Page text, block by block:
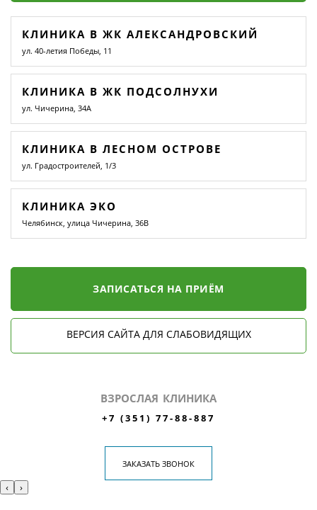
КЛИНИКА В ЖК АЛЕКСАНДРОВСКИЙ
ул. 40-летия Победы, 11
КЛИНИКА В ЖК ПОДСОЛНУХИ
ул. Чичерина, 34А
КЛИНИКА В ЛЕСНОМ ОСТРОВЕ
ул. Градостроителей, 1/3
КЛИНИКА ЭКО
Челябинск, улица Чичерина, 36В
ЗАПИСАТЬСЯ НА ПРИЁМ
ВЕРСИЯ САЙТА ДЛЯ СЛАБОВИДЯЩИХ
ВЗРОСЛАЯ КЛИНИКА
+7 (351) 77-88-887
ЗАКАЗАТЬ ЗВОНОК
‹ ›